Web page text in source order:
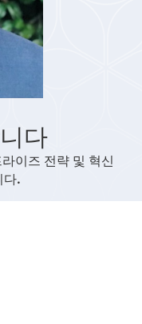
다
이즈 전략 및 혁신
다.